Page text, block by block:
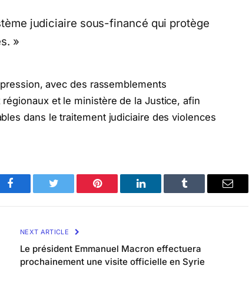
judiciaire sous-financé qui protège
»
avec des rassemblements
et le ministère de la Justice, afin
dans le traitement judiciaire des violences
Facebook Twitter Pinterest LinkedIn Tumblr Email
NEXT ARTICLE
Le président Emmanuel Macron effectuera
prochainement une visite officielle en Syrie